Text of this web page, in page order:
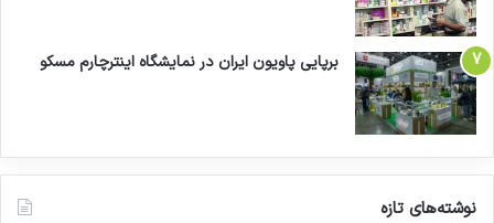
برپایی پاویون ایران در نمایشگاه اینترچارم مسکو
نوشته‌های تازه